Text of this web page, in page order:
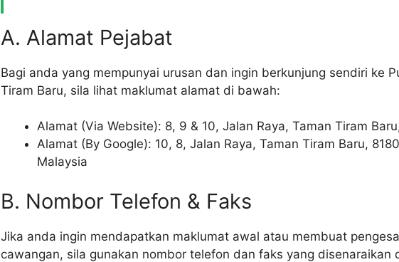
A. Alamat Pejabat
Bagi anda yang mempunyai urusan dan ingin berkunjung sendiri ke
Tiram Baru, sila lihat maklumat alamat di bawah:
Alamat (Via Website): 8, 9 & 10, Jalan Raya, Taman Tiram
Alamat (By Google): 10, 8, Jalan Raya, Taman Tiram Baru,
Malaysia
B. Nombor Telefon & Faks
Jika anda ingin mendapatkan maklumat awal atau membuat
cawangan, sila gunakan nombor telefon dan faks yang disenaraikan